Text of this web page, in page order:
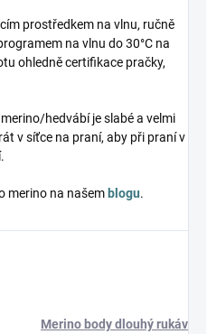
prostředkem na vlnu, ručně
na vlnu do 30°C na
ohledně certifikace pračky,
hedvábí je slabé a velmi
v síťce na praní, aby při praní v
merino na našem blogu.
Merino body dlouhý rukáv